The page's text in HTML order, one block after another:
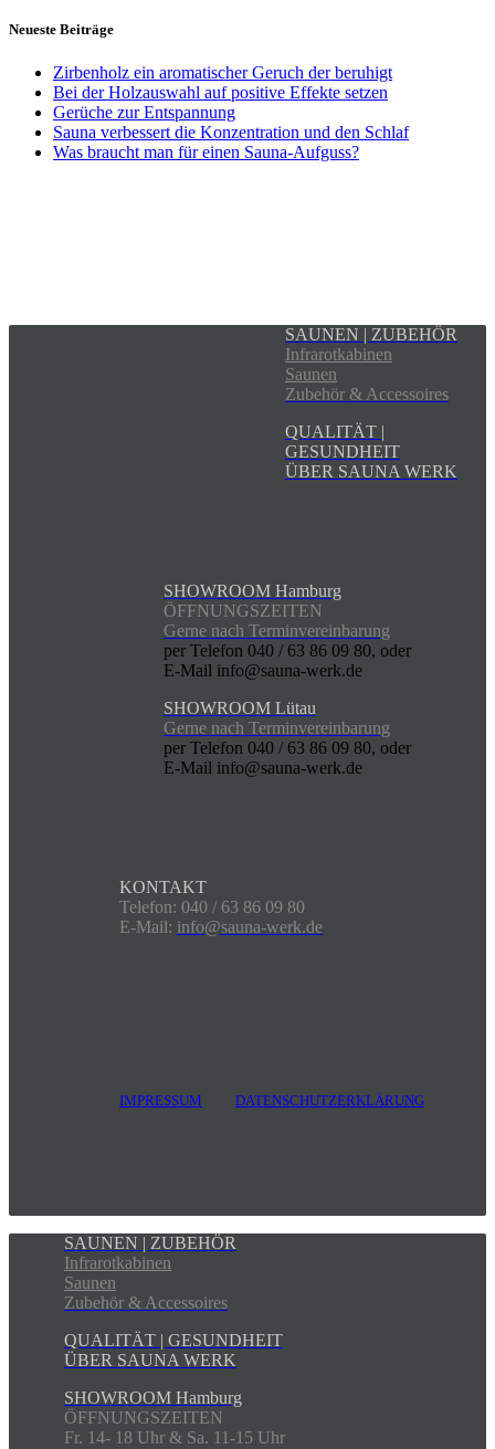
Neueste Beiträge
Zirbenholz ein aromatischer Geruch der beruhigt
Bei der Holzauswahl auf positive Effekte setzen
Gerüche zur Entspannung
Sauna verbessert die Konzentration und den Schlaf
Was braucht man für einen Sauna-Aufguss?
SAUNEN | ZUBEHÖR
Infrarotkabinen
Saunen
Zubehör & Accessoires
QUALITÄT |
GESUNDHEIT
ÜBER SAUNA WERK
SHOWROOM Hamburg
ÖFFNUNGSZEITEN
Gerne nach Terminvereinbarung
per Telefon 040 / 63 86 09 80, oder
E-Mail info@sauna-werk.de
SHOWROOM Lütau
Gerne nach Terminvereinbarung
per Telefon 040 / 63 86 09 80, oder
E-Mail info@sauna-werk.de
KONTAKT
Telefon: 040 / 63 86 09 80
E-Mail: info@sauna-werk.de
IMPRESSUM DATENSCHUTZERKLÄRUNG
SAUNEN | ZUBEHÖR
Infrarotkabinen
Saunen
Zubehör & Accessoires
QUALITÄT | GESUNDHEIT
ÜBER SAUNA WERK
SHOWROOM Hamburg
ÖFFNUNGSZEITEN
Fr. 14- 18 Uhr & Sa. 11-15 Uhr